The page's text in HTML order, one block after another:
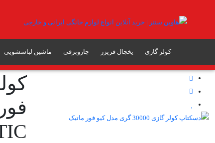
کولر گازی یخچال فریزر جاروبرقی ماشین لباسشویی
هاوین سنتر